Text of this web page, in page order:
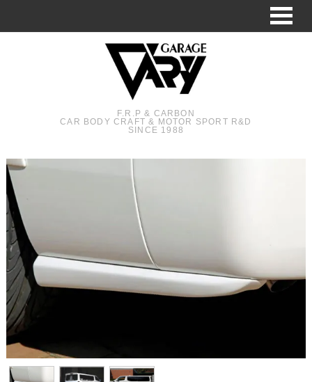
F.R.P & CARBON
CAR BODY CRAFT & MOTOR SPORT R&D
SINCE 1988